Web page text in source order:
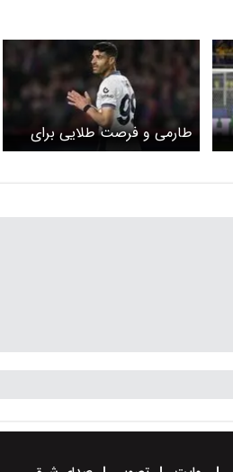
طارمی و فرصت طلایی برای
ضربه نهایی به بارسلونا